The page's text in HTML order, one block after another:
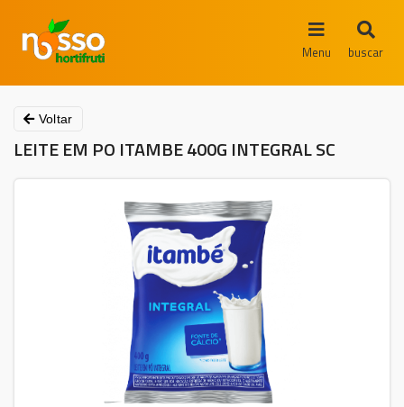
Menu buscar
Voltar
LEITE EM PO ITAMBE 400G INTEGRAL SC